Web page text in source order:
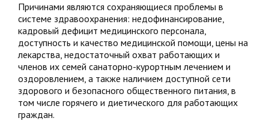
Причинами являются сохраняющиеся проблемы в
системе здравоохранения: недофинансирование,
кадровый дефицит медицинского персонала,
доступность и качество медицинской помощи, цены на
лекарства, недостаточный охват работающих и
членов их семей санаторно-курортным лечением и
оздоровлением, а также наличием доступной сети
здорового и безопасного общественного питания, в
том числе горячего и диетического для работающих
граждан.